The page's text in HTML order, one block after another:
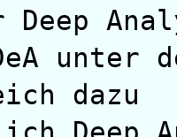
Deep
unter
dazu